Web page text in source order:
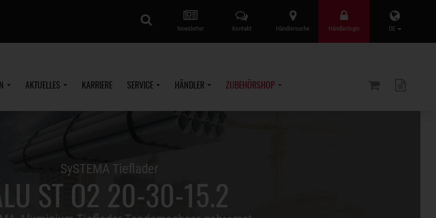
DE
Händlerlogin
Händlersuche
Kontakt
Newsletter
AKTUELLES KARRIERE SERVICE HÄNDLER ZUBEHÖRSHOP
SySTEMA Tieflader
ST O2 20-30-15.2